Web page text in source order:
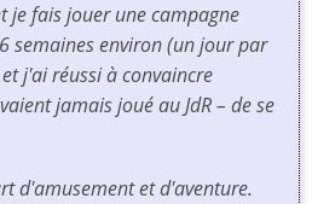
je fais jouer une campagne
semaines environ (un jour par
j'ai réussi à convaincre
jamais joué au JdR – de se
d'amusement et d'aventure.